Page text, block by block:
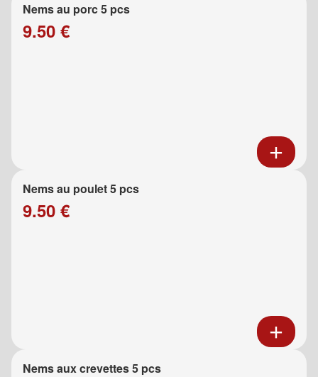
Nems au porc 5 pcs
9.50 €
Nems au poulet 5 pcs
9.50 €
Nems aux crevettes 5 pcs